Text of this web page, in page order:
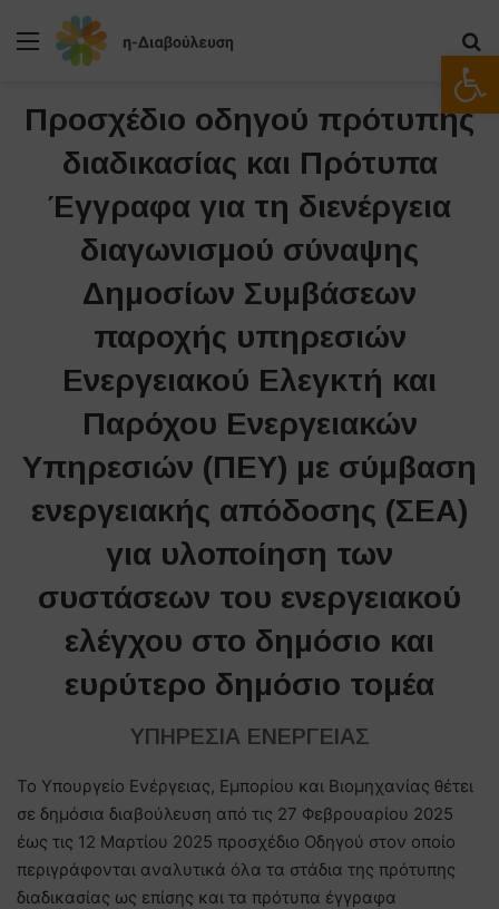
Μενού
Προσχέδιο οδηγού πρότυπης
διαδικασίας και Πρότυπα
Έγγραφα για τη διενέργεια
διαγωνισμού σύναψης
Δημοσίων Συμβάσεων
παροχής υπηρεσιών
Ενεργειακού Ελεγκτή και
Παρόχου Ενεργειακών
Υπηρεσιών (ΠΕΥ) με σύμβαση
ενεργειακής απόδοσης (ΣΕΑ)
για υλοποίηση των
συστάσεων του ενεργειακού
ελέγχου στο δημόσιο και
ευρύτερο δημόσιο τομέα
ΥΠΗΡΕΣΙΑ ΕΝΕΡΓΕΙΑΣ
Το Υπουργείο Ενέργειας, Εμπορίου και Βιομηχανίας θέτει
σε δημόσια διαβούλευση από τις 27 Φεβρουαρίου 2025
έως τις 12 Μαρτίου 2025 προσχέδιο Οδηγού στον οποίο
περιγράφονται αναλυτικά όλα τα στάδια της πρότυπης
διαδικασίας ως επίσης και τα πρότυπα έγγραφα